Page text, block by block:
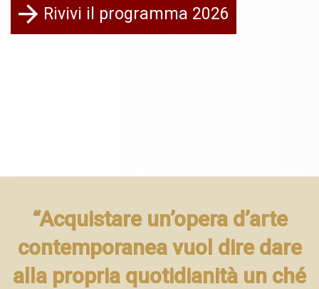
Rivivi il programma 2026
“Acquistare un’opera d’arte
contemporanea vuol dire dare
alla propria quotidianità un ché